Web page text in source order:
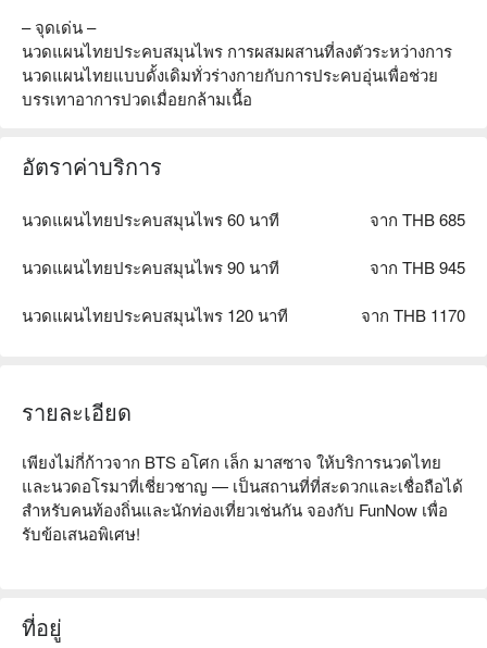
– จุดเด่น –
นวดแผนไทยประคบสมุนไพร การผสมผสานที่ลงตัวระหว่างการ
นวดแผนไทยแบบดั้งเดิมทั่วร่างกายกับการประคบอุ่นเพื่อช่วย
บรรเทาอาการปวดเมื่อยกล้ามเนื้อ
อัตราค่าบริการ
นวดแผนไทยประคบสมุนไพร 60 นาที จาก THB 685
นวดแผนไทยประคบสมุนไพร 90 นาที จาก THB 945
นวดแผนไทยประคบสมุนไพร 120 นาที จาก THB 1170
รายละเอียด
เพียงไม่กี่ก้าวจาก BTS อโศก เล็ก มาสซาจ ให้บริการนวดไทย
และนวดอโรมาที่เชี่ยวชาญ — เป็นสถานที่ที่สะดวกและเชื่อถือได้
สำหรับคนท้องถิ่นและนักท่องเที่ยวเช่นกัน จองกับ FunNow เพื่อ
รับข้อเสนอพิเศษ!
ที่อยู่